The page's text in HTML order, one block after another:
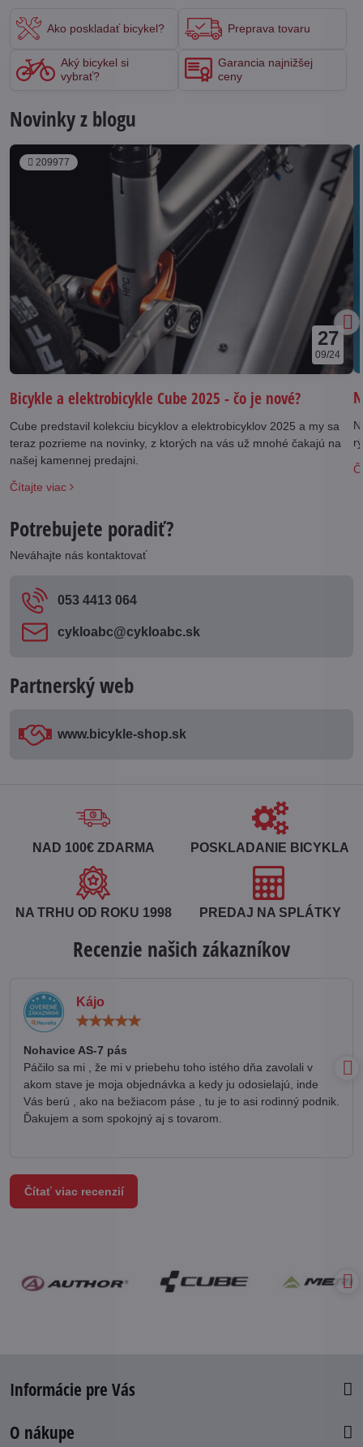
Novinky z blogu
209977
27
09/24
Bicykle a elektrobicykle Cube 2025 - čo je nové?
Cube predstavil kolekciu bicyklov a elektrobicyklov 2025 a my sa
teraz pozrieme na novinky, z ktorých na vás už mnohé čakajú na
našej kamennej predajni.
Čítajte viac
Ako poskladať bicykel? Preprava tovaru
Aký bicykel si
vybrať?
Garancia najnižšej
ceny
Potrebujete poradiť?
Neváhajte nás kontaktovať
053 4413 064
cykloabc​@cykloabc​.sk
Partnerský web
www​.bicykle-shop​.sk
NAD 100€ ZDARMA POSKLADANIE BICYKLA
NA TRHU OD ROKU 1998 PREDAJ NA SPLÁTKY
Recenzie našich zákazníkov
Kájo
Nohavice AS-7 pás
Páčilo sa mi , že mi v priebehu toho istého dňa zavolali v
akom stave je moja objednávka a kedy ju odosielajú, inde
Vás berú , ako na bežiacom páse , tu je to asi rodinný podnik.
Ďakujem a som spokojný aj s tovarom.
Čítať viac recenzií
Informácie pre Vás
O nákupe